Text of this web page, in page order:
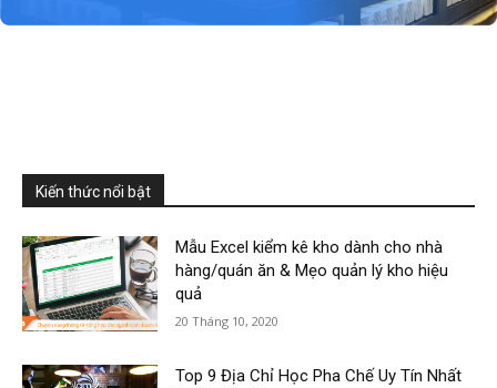
Kiến thức nổi bật
Mẫu Excel kiểm kê kho dành cho nhà
hàng/quán ăn & Mẹo quản lý kho hiệu
quả
20 Tháng 10, 2020
Top 9 Địa Chỉ Học Pha Chế Uy Tín Nhất